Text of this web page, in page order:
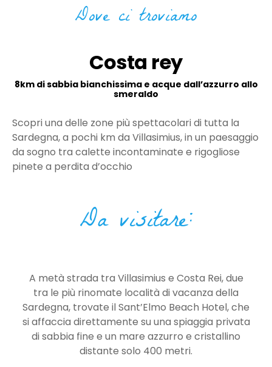
Dove ci troviamo
Costa rey
8km di sabbia bianchissima e acque dall’azzurro allo
smeraldo
Scopri una delle zone più spettacolari di tutta la
Sardegna, a pochi km da Villasimius, in un paesaggio
da sogno tra calette incontaminate e rigogliose
pinete a perdita d’occhio
Da visitare:
A metà strada tra Villasimius e Costa Rei, due
tra le più rinomate località di vacanza della
Sardegna, trovate il Sant’Elmo Beach Hotel, che
si affaccia direttamente su una spiaggia privata
di sabbia fine e un mare azzurro e cristallino
distante solo 400 metri.